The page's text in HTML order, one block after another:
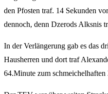
den Pfosten traf. 14 Sekunden
dennoch, denn Dzerods Alksnis
In der Verlängerung gab es das
Hausherren und dort traf
64.Minute zum schmeichelhaften